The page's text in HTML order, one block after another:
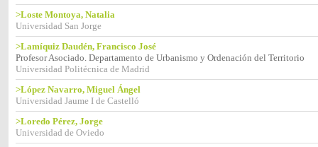
>Loste Montoya, Natalia
Universidad San Jorge
>Lamíquiz Daudén, Francisco José
Profesor Asociado. Departamento de Urbanismo y Ordenación del Territorio
Universidad Politécnica de Madrid
>López Navarro, Miguel Ángel
Universidad Jaume I de Castelló
>Loredo Pérez, Jorge
Universidad de Oviedo